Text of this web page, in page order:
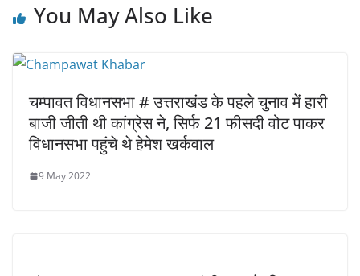
You May Also Like
चम्पावत विधानसभा # उत्तराखंड के पहले चुनाव में हारी
बाजी जीती थी कांग्रेस ने, सिर्फ 21 फीसदी वोट पाकर
विधानसभा पहुंचे थे हेमेश खर्कवाल
9 May 2022